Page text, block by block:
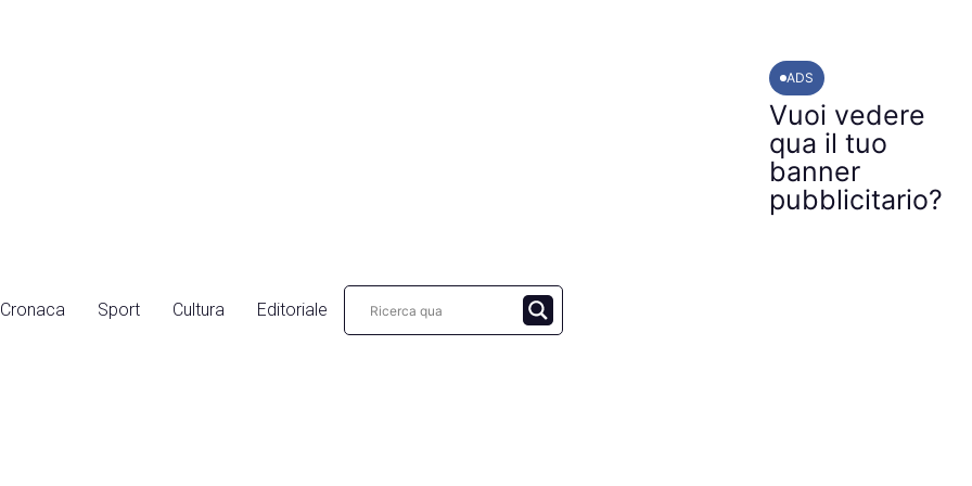
ADS
Vuoi vedere
qua il tuo
banner
pubblicitario?
Cronaca Sport Cultura Editoriale